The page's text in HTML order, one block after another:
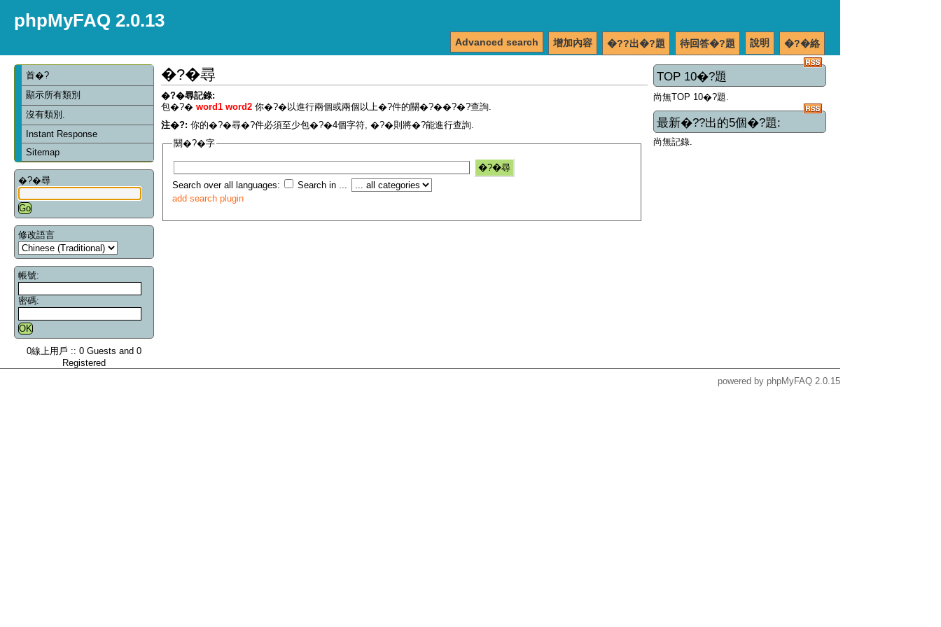
phpMyFAQ 2.0.13
�?�絡
說明
待回答�?題
�??出�?題
增加內容
Advanced search
首�?
顯示所有類別
沒有類別.
Instant Response
Sitemap
�?�尋
修改語言
帳號:
密碼:
0線上用戶 :: 0 Guests and 0
Registered
TOP 10�?題
尚無TOP 10�?題.
最新�??出的5個�?題:
尚無記錄.
�?�尋
�?�尋記錄:
包�?� word1 word2 你�?�以進行兩個或兩個以上�?件的關�?��?�?查詢.
注�?: 你的�?�尋�?件必須至少包�?�4個字符, �?�則將�?能進行查詢.
關�?�字
Search over all languages:
Search in ...
add search plugin
powered by phpMyFAQ 2.0.15